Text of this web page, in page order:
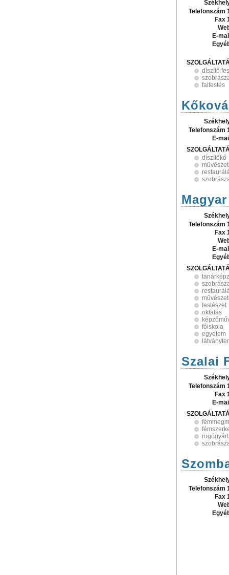
Telefonszám
Fax
E-
díszítő
falfestés
Telefonszám
E-
díszítőkő
Telefonszám
Fax
E-
festészet
oktatás
főiskola
egyetem
Szalai
Telefonszám
Fax
E-
Telefonszám
Fax